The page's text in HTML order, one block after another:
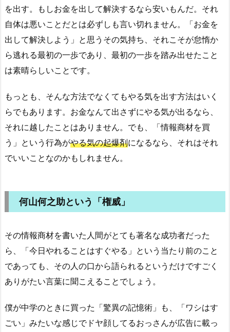
を出す。もしお金を出して解決するなら安いもんだ。それ
自体は悪いことだとは必ずしも言い切れません。「お金を
出して解決しよう」と思うその気持ち、それこそが怠惰か
ら逃れる最初の一歩であり、最初の一歩を踏み出せたこと
は素晴らしいことです。
もっとも、そんな方法でなくてもやる気を出す方法はいく
らでもあります。お金なんて出さずにやる気が出るなら、
それに越したことはありません。でも、「情報商材を買
う」という行為がやる気の起爆剤になるなら、それはそれ
でいいことなのかもしれません。
何山何之助という「権威」
その情報商材を書いた人間がとても著名な成功者だった
ら、「今日やれることはすぐやる」という当たり前のこと
であっても、その人の口から語られるというだけですごく
ありがたい言葉に聞こえることでしょう。
僕が中学のときに買った「驚異の記憶術」も、「ワシはす
ごい」みたいな感じでドヤ顔してるおっさんが広告に載っ